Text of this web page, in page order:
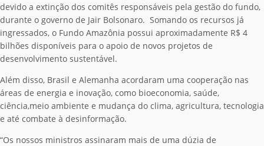
devido a extinção dos comitês responsáveis pela gestão do fundo,
durante o governo de Jair Bolsonaro. Somando os recursos já
ingressados, o Fundo Amazônia possui aproximadamente R$ 4
bilhões disponíveis para o apoio de novos projetos de
desenvolvimento sustentável.
Além disso, Brasil e Alemanha acordaram uma cooperação nas
áreas de energia e inovação, como bioeconomia, saúde,
ciência,meio ambiente e mudança do clima, agricultura, tecnologia
e até combate à desinformação.
“Os nossos ministros assinaram mais de uma dúzia de